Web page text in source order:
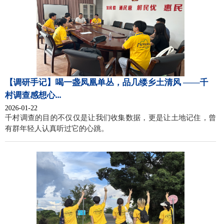
【调研手记】喝一盏凤凰单丛，品几缕乡土清风 ——千
村调查感想心...
2026-01-22
千村调查的目的不仅仅是让我们收集数据，更是让土地记住，曾
有群年轻人认真听过它的心跳。